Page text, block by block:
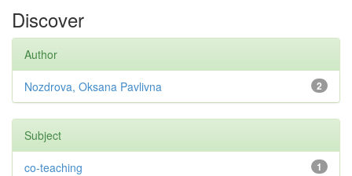
Discover
Author
2
Nozdrova, Oksana Pavlivna
Subject
1
co-teaching